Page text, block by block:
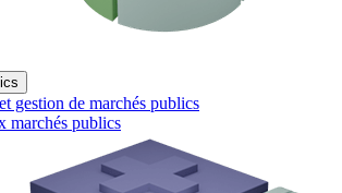
gestion de marchés publics
marchés publics